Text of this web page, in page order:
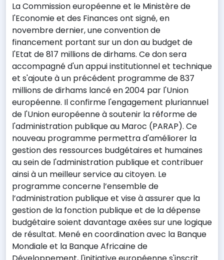
La Commission européenne et le Ministère de
l'Economie et des Finances ont signé, en
novembre dernier, une convention de
financement portant sur un don au budget de
l'Etat de 817 millions de dirhams. Ce don sera
accompagné d'un appui institutionnel et technique
et s'ajoute à un précédent programme de 837
millions de dirhams lancé en 2004 par l'Union
européenne. Il confirme l'engagement pluriannuel
de l'Union européenne à soutenir la réforme de
l'administration publique au Maroc (PARAP). Ce
nouveau programme permettra d'améliorer la
gestion des ressources budgétaires et humaines
au sein de l'administration publique et contribuer
ainsi à un meilleur service au citoyen. Le
programme concerne l’ensemble de
l’administration publique et vise à assurer que la
gestion de la fonction publique et de la dépense
budgétaire soient davantage axées sur une logique
de résultat. Mené en coordination avec la Banque
Mondiale et la Banque Africaine de